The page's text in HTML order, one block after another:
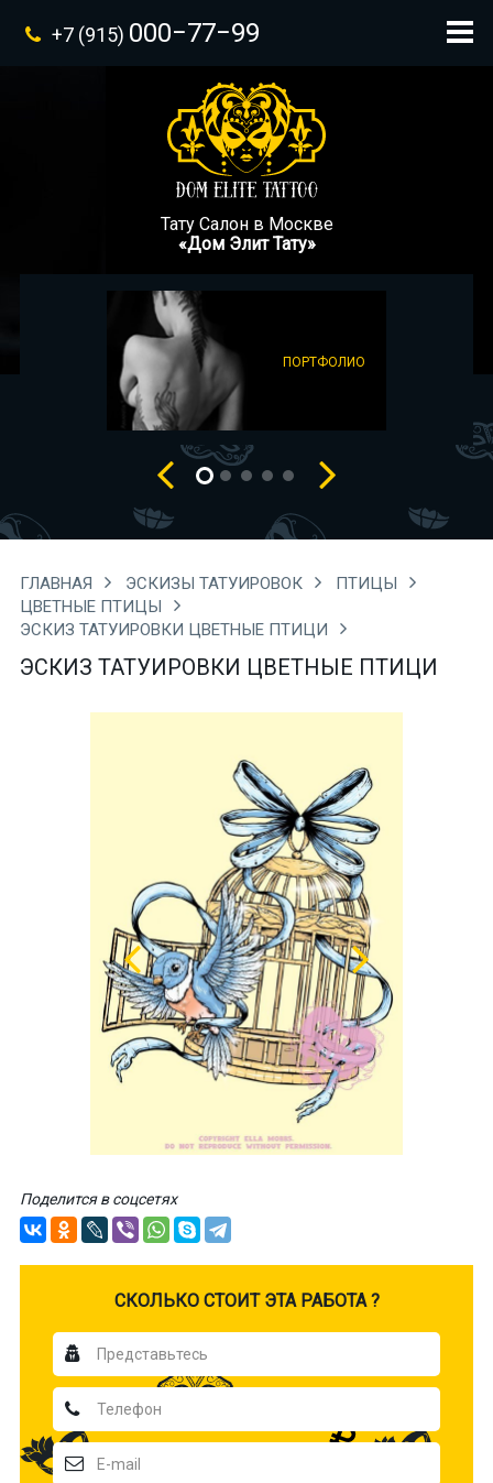
+7 (915) 000−77−99
Тату Салон в Москве
«Дом Элит Тату»
ПОРТФОЛИО
ГЛАВНАЯ ЭСКИЗЫ ТАТУИРОВОК
ПТИЦЫ
ЦВЕТНЫЕ ПТИЦЫ
ЭСКИЗ ТАТУИРОВКИ ЦВЕТНЫЕ ПТИЦИ
ЭСКИЗ ТАТУИРОВКИ ЦВЕТНЫЕ ПТИЦИ
Поделится в соцсетях
CКОЛЬКО СТОИТ ЭТА РАБОТА ?